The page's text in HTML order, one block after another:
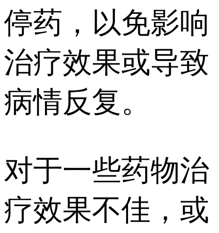
停药，以免影响
治疗效果或导致
病情反复。
对于一些药物治
疗效果不佳，或